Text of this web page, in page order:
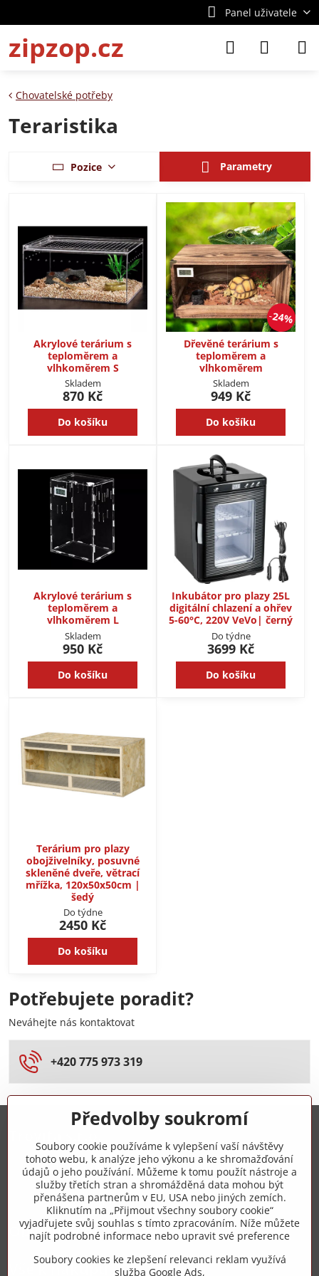
Panel uživatele
zipzop.cz
Chovatelské potřeby
Teraristika
Pozice Parametry
Akrylové terárium s
teploměrem a
vlhkoměrem S
Skladem
870 Kč
Do košíku
24%
Dřevěné terárium s
teploměrem a
vlhkoměrem
Skladem
949 Kč
Do košíku
Akrylové terárium s
teploměrem a
vlhkoměrem L
Skladem
950 Kč
Do košíku
Inkubátor pro plazy 25L
digitální chlazení a ohřev
5-60°C, 220V VeVo| černý
Do týdne
3699 Kč
Do košíku
Terárium pro plazy
obojživelníky, posuvné
skleněné dveře, větrací
mřížka, 120x50x50cm |
šedý
Do týdne
2450 Kč
Do košíku
Potřebujete poradit?
Neváhejte nás kontaktovat
+420 775 973 319
+420 775 973 319
info​@zipzop​.cz
Objednávky
Vše k nákupu
Předvolby soukromí
Soubory cookie používáme k vylepšení vaší návštěvy
tohoto webu, k analýze jeho výkonu a ke shromažďování
údajů o jeho používání. Můžeme k tomu použít nástroje a
služby třetích stran a shromážděná data mohou být
přenášena partnerům v EU, USA nebo jiných zemích.
Kliknutím na „Přijmout všechny soubory cookie“
vyjadřujete svůj souhlas s tímto zpracováním. Níže můžete
najít podrobné informace nebo upravit své preference
Soubory cookies ke zlepšení relevanci reklam využívá
služba Google Ads,